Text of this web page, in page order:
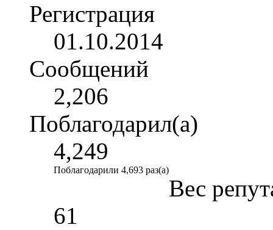
Регистрация
01.10.2014
Сообщений
2,206
Поблагодарил(а)
4,249
Поблагодарили 4,693 раз(а)
Вес
61